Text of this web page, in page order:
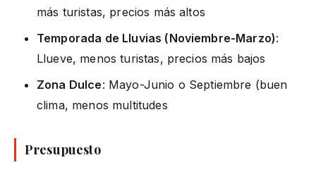
más turistas, precios más altos
Temporada de Lluvias (Noviembre-Marzo):
Llueve, menos turistas, precios más bajos
Zona Dulce: Mayo-Junio o Septiembre (buen
clima, menos multitudes
Presupuesto